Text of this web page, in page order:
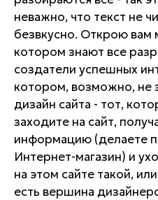
неважно, что текст не
безвкусно. Открою вам
котором знают все
создатели успешных
котором, возможно, не
дизайн сайта - тот,
заходите на сайт,
информацию (делаете
Интернет-магазин) и
на этом сайте такой,
есть вершина